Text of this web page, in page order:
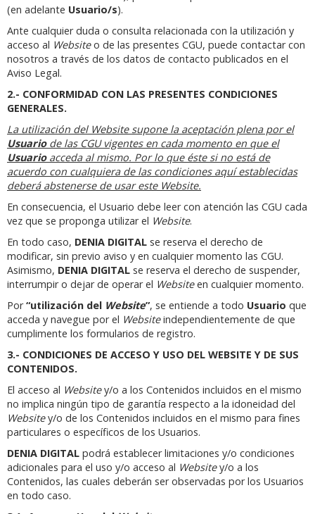
(en adelante Usuario/s).
Ante cualquier duda o consulta relacionada con la utilización y
acceso al Websiteo de las presentes CGU, puede contactar con
nosotros a través de los datos de contacto publicados en el
Aviso Legal.
2.- CONFORMIDAD CON LAS PRESENTES CONDICIONES
GENERALES.
La utilización del Website supone la aceptación plena por el
Usuariode las CGU vigentes en cada momento en que el
Usuarioacceda al mismo. Por lo que éste si no está de
acuerdo con cualquiera de las condiciones aquí establecidas
deberá abstenerse de usar este Website.
En consecuencia, el Usuario debe leer con atención las CGU cada
vez que se proponga utilizar el Website.
En todo caso, DENIA DIGITAL se reserva el derecho de
modificar, sin previo aviso y en cualquier momento las CGU.
Asimismo, DENIA DIGITAL se reserva el derecho de suspender,
interrumpir o dejar de operar el Websiteen cualquier momento.
Por“utilización del Website”, se entiende a todo Usuario que
acceda y navegue por el Websiteindependientemente de que
cumplimente los formularios de registro.
3.- CONDICIONES DE ACCESO Y USO DEL WEBSITE Y DE SUS
CONTENIDOS.
El acceso al Websitey/o a los Contenidos incluidos en el mismo
no implica ningún tipo de garantía respecto a la idoneidad del
Websitey/o de los Contenidos incluidos en el mismo para fines
particulares o específicos de los Usuarios.
DENIA DIGITAL podrá establecer limitaciones y/o condiciones
adicionales para el uso y/o acceso al Websitey/o a los
Contenidos, las cuales deberán ser observadas por los Usuarios
en todo caso.